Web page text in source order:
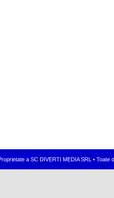
a SC DIVERTI MEDIA SRL •